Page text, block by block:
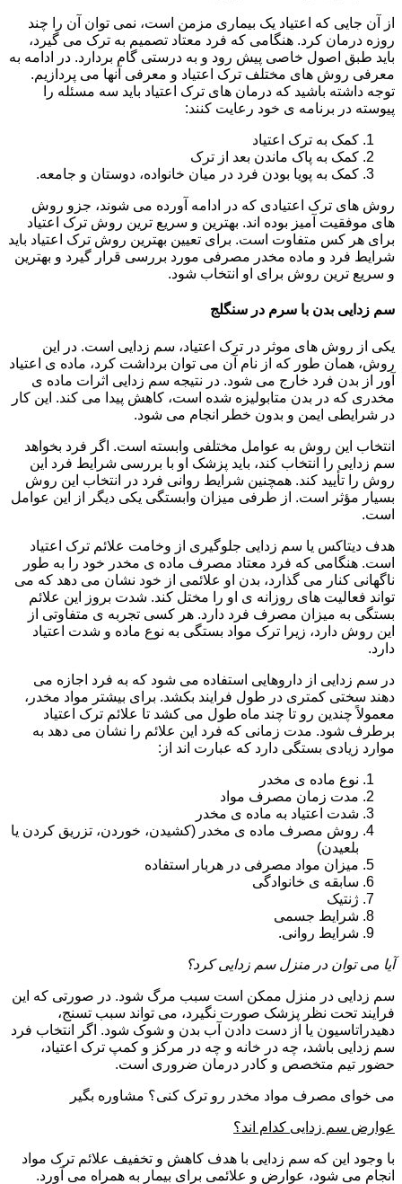
از آن جایی که اعتیاد یک بیماری مزمن است، نمی توان آن را چند
روزه درمان کرد. هنگامی که فرد معتاد تصمیم به ترک می گیرد،
باید طبق اصول خاصی پیش رود و به درستی گام بردارد. در ادامه به
معرفی روش های مختلف ترک اعتیاد و معرفی آنها می پردازیم.
توجه داشته باشید که درمان های ترک اعتیاد باید سه مسئله را
پیوسته در برنامه ی خود رعایت کنند:
کمک به ترک اعتیاد
کمک به پاک ماندن بعد از ترک
کمک به پویا بودن فرد در میان خانواده، دوستان و جامعه.
روش های ترک اعتیادی که در ادامه آورده می شوند، جزو روش
های موفقیت آمیز بوده اند. بهترین و سریع ترین روش ترک اعتیاد
برای هر کس متفاوت است. برای تعیین بهترین روش ترک اعتیاد باید
شرایط فرد و ماده مخدر مصرفی مورد بررسی قرار گیرد و بهترین
و سریع ترین روش برای او انتخاب شود.
سم زدایی بدن با سرم در سنگلج
یکی از روش های موثر در ترک اعتیاد، سم زدایی است. در این
روش، همان طور که از نام آن می توان برداشت کرد، ماده ی اعتیاد
آور از بدن فرد خارج می شود. در نتیجه سم زدایی اثرات ماده ی
مخدری که در بدن متابولیزه شده است، کاهش پیدا می کند. این کار
در شرایطی ایمن و بدون خطر انجام می شود.
انتخاب این روش به عوامل مختلفی وابسته است. اگر فرد بخواهد
سم زدایی را انتخاب کند، باید پزشک او با بررسی شرایط فرد این
روش را تأیید کند. همچنین شرایط روانی فرد در انتخاب این روش
بسیار مؤثر است. از طرفی میزان وابستگی یکی دیگر از این عوامل
است.
هدف دیتاکس یا سم زدایی جلوگیری از وخامت علائم ترک اعتیاد
است. هنگامی که فرد معتاد مصرف ماده ی مخدر خود را به طور
ناگهانی کنار می گذارد، بدن او علائمی از خود نشان می دهد که می
تواند فعالیت های روزانه ی او را مختل کند. شدت بروز این علائم
بستگی به میزان مصرف فرد دارد. هر کسی تجربه ی متفاوتی از
این روش دارد، زیرا ترک مواد بستگی به نوع ماده و شدت اعتیاد
دارد.
در سم زدایی از داروهایی استفاده می شود که به فرد اجازه می
دهند سختی کمتری در طول فرایند بکشد. برای بیشتر مواد مخدر،
معمولاً چندین رو تا چند ماه طول می کشد تا علائم ترک اعتیاد
برطرف شود. مدت زمانی که فرد این علائم را نشان می دهد به
موارد زیادی بستگی دارد که عبارت اند از:
نوع ماده ی مخدر
مدت زمان مصرف مواد
شدت اعتیاد به ماده ی مخدر
روش مصرف ماده ی مخدر (کشیدن، خوردن، تزریق کردن یا
بلعیدن)
میزان مواد مصرفی در هربار استفاده
سابقه ی خانوادگی
ژنتیک
شرایط جسمی
شرایط روانی.
آیا می توان در منزل سم زدایی کرد؟
سم زدایی در منزل ممکن است سبب مرگ شود. در صورتی که این
فرایند تحت نظر پزشک صورت نگیرد، می تواند سبب تسنج،
دهیدراتاسیون یا از دست دادن آب بدن و شوک شود. اگر انتخاب فرد
سم زدایی باشد، چه در خانه و چه در مرکز و کمپ ترک اعتیاد،
حضور تیم متخصص و کادر درمان ضروری است.
می خوای مصرف مواد مخدر رو ترک کنی؟ مشاوره بگیر
عوارض سم زدایی کدام اند؟
با وجود این که سم زدایی با هدف کاهش و تخفیف علائم ترک مواد
انجام می شود، عوارض و علائمی برای بیمار به همراه می آورد.